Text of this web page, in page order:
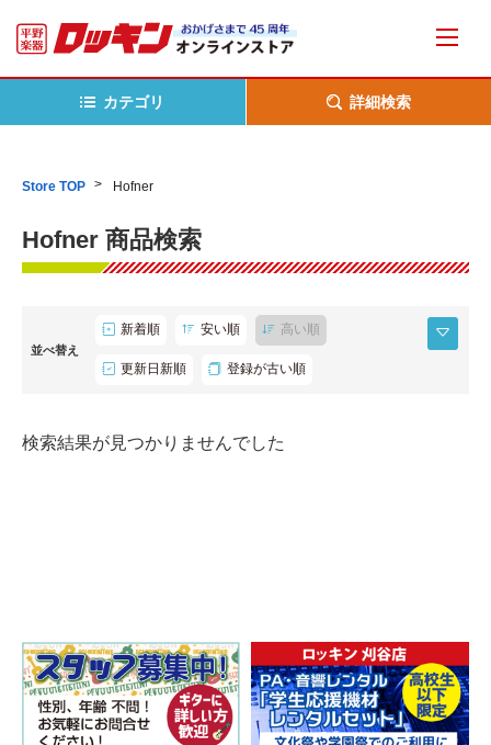
カテゴリ 詳細検索
Store TOP Hofner
Hofner 商品検索
並べ替え
新着順 安い順 高い順
更新日新順 登録が古い順
検索結果が見つかりませんでした